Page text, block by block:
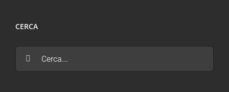
CERCA
Cerca
per: